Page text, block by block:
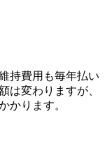
持費用も毎年払い
は変わりますが、
かります。